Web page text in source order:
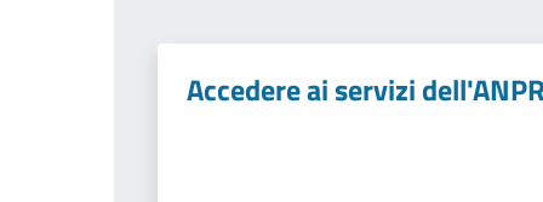
Accedere ai servizi